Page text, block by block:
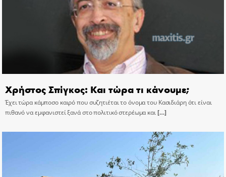
Χρήστος Σπίγκος: Και τώρα τι κάνουμε;
Έχει τώρα κάμποσο καιρό που συζητιέται το όνομα του Κασιδιάρη ότι είναι
πιθανό να εμφανιστεί ξανά στο πολιτικό στερέωμα και[…]